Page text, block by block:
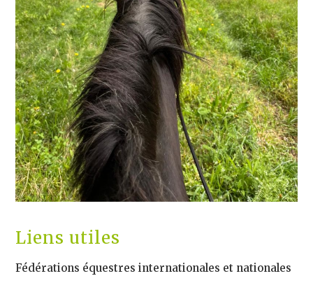
Liens utiles
Fédérations équestres internationales et nationales